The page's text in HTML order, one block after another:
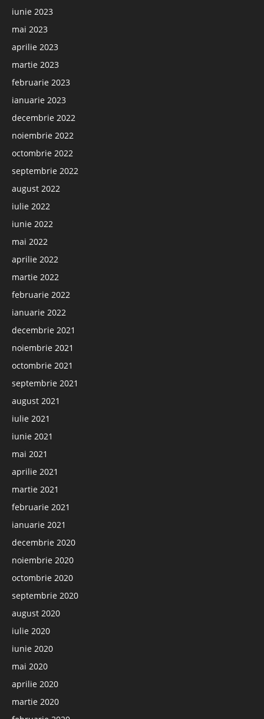
iunie 2023
mai 2023
aprilie 2023
martie 2023
februarie 2023
ianuarie 2023
decembrie 2022
noiembrie 2022
octombrie 2022
septembrie 2022
august 2022
iulie 2022
iunie 2022
mai 2022
aprilie 2022
martie 2022
februarie 2022
ianuarie 2022
decembrie 2021
noiembrie 2021
octombrie 2021
septembrie 2021
august 2021
iulie 2021
iunie 2021
mai 2021
aprilie 2021
martie 2021
februarie 2021
ianuarie 2021
decembrie 2020
noiembrie 2020
octombrie 2020
septembrie 2020
august 2020
iulie 2020
iunie 2020
mai 2020
aprilie 2020
martie 2020